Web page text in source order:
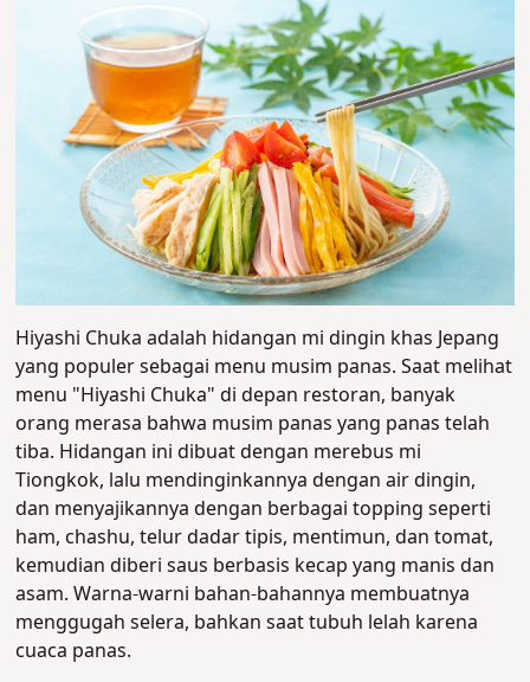
Hiyashi Chuka adalah hidangan mi dingin khas Jepang
yang populer sebagai menu musim panas. Saat melihat
menu "Hiyashi Chuka" di depan restoran, banyak
orang merasa bahwa musim panas yang panas telah
tiba. Hidangan ini dibuat dengan merebus mi
Tiongkok, lalu mendinginkannya dengan air dingin,
dan menyajikannya dengan berbagai topping seperti
ham, chashu, telur dadar tipis, mentimun, dan tomat,
kemudian diberi saus berbasis kecap yang manis dan
asam. Warna-warni bahan-bahannya membuatnya
menggugah selera, bahkan saat tubuh lelah karena
cuaca panas.